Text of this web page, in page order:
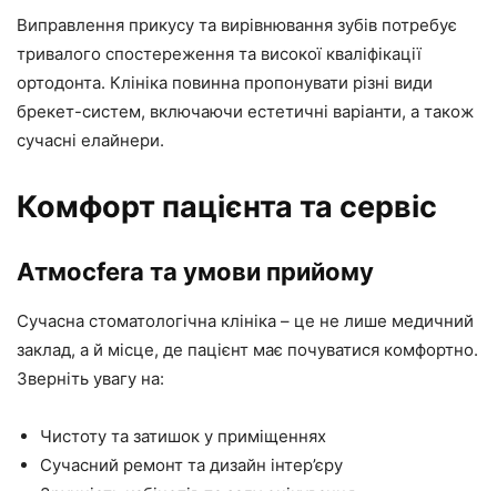
Виправлення прикусу та вирівнювання зубів потребує
тривалого спостереження та високої кваліфікації
ортодонта. Клініка повинна пропонувати різні види
брекет-систем, включаючи естетичні варіанти, а також
сучасні елайнери.
Комфорт пацієнта та сервіс
Атмосfera та умови прийому
Сучасна стоматологічна клініка – це не лише медичний
заклад, а й місце, де пацієнт має почуватися комфортно.
Зверніть увагу на:
Чистоту та затишок у приміщеннях
Сучасний ремонт та дизайн інтер’єру